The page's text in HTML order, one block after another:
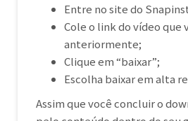
Entre no site do
Cole o link do vídeo que
anteriormente;
Clique em “baixar”;
Escolha baixar em alta
Assim que você concluir o